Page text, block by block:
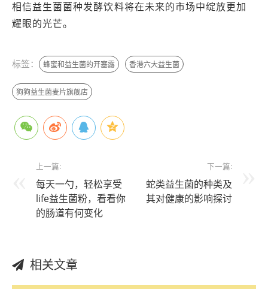
相信益生菌菌种发酵饮料将在未来的市场中绽放更加
耀眼的光芒。
标签： 蜂蜜和益生菌的开塞露 香港六大益生菌
狗狗益生菌麦片旗舰店
上一篇:
每天一勺，轻松享受
life益生菌粉，看看你
的肠道有何变化
下一篇:
蛇类益生菌的种类及
其对健康的影响探讨
相关文章